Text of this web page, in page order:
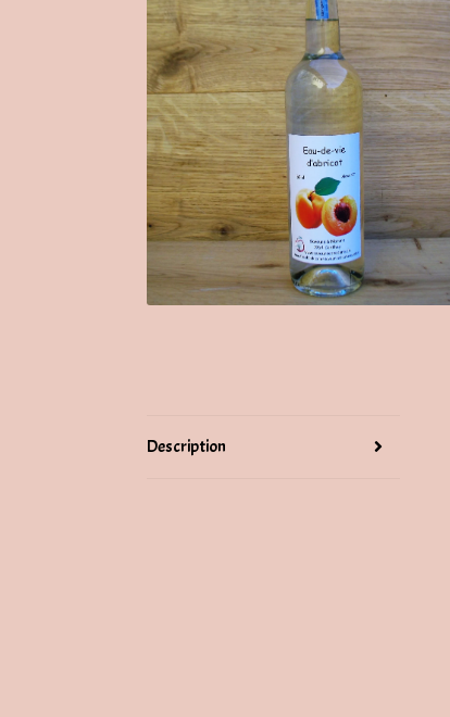
Description